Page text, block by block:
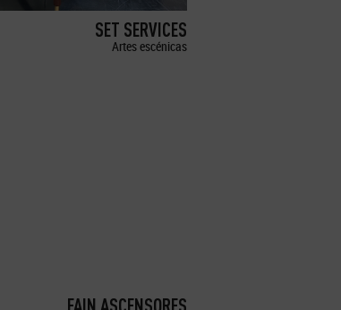
SET SERVICES
Artes escénicas
FAIN ASCENSORES